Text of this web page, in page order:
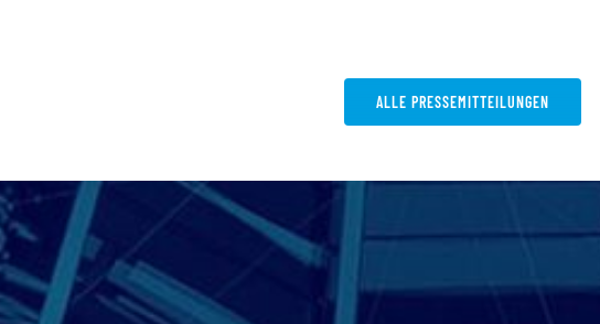
ALLE PRESSEMITTEILUNGEN